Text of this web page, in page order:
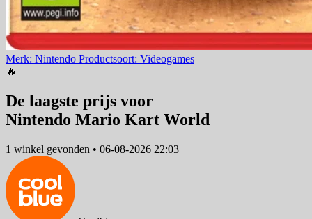
Merk: Nintendo Productsoort: Videogames
🔥
De laagste prijs voor
Nintendo Mario Kart World
1 winkel gevonden • 06-08-2026 22:03